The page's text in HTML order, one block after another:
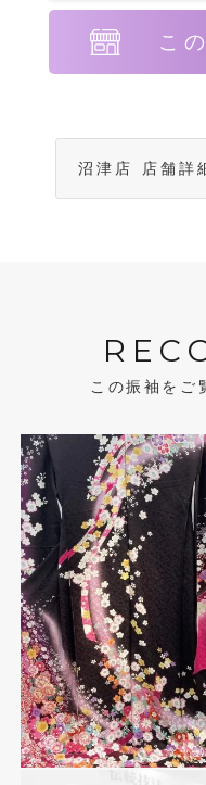
こ
沼津店 店舗詳
この振袖をご